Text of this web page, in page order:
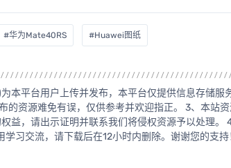
#华为Mate40RS #Huawei图纸
本平台用户上传并发布，本平台仅提供信息存储服
的资源难免有误，仅供参考并欢迎指正。 3、本站
益，请出示证明并联系我们将侵权资源予以处理。
习交流，请下载后在12小时内删除。谢谢您的支持